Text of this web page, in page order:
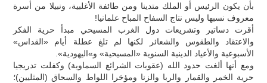
بأن يكون الرئيس أو الملك متدينا ومن طائفة الأغلبية، ونبيلا من أسرة
معروف نسبها وليس نتاج السفاح المباح علمانيا!
أقرت دساتير وتشريعات دول الغرب المسيحي مبدأ حرية الفكر
والاعتقاد والطقوس والشعائر لكنها لم تلغ عطلة أيام «القداس»
الأسبوعية والأعياد الدينية السنوية «المسيحية» و»اليهودية».
ومع أنها ألغت حدود الله (عقوبات الشرائع السماوية) وكفلت تدريجيا
حرية الخمر والقمار والربا والزنا ومؤخرا اللواط والسحاق (المثليين)؛